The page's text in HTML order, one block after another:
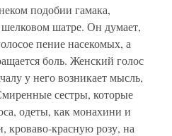
подобии гамака,
шатре. Он думает,
пение насекомых, а
боль. Женский голос
у него возникает мысль,
сестры, которые
одеты, как монахини и
кроваво-красную розу, на